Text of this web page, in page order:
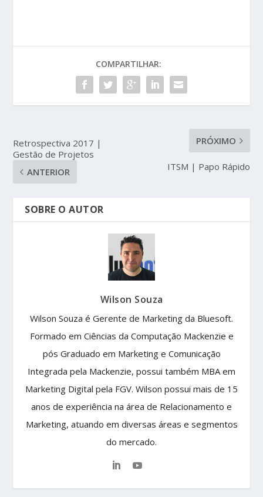
COMPARTILHAR:
Retrospectiva 2017 |
Gestão de Projetos
ANTERIOR
PRÓXIMO
ITSM | Papo Rápido
SOBRE O AUTOR
Wilson Souza
Wilson Souza é Gerente de Marketing da Bluesoft.
Formado em Ciências da Computação Mackenzie e
pós Graduado em Marketing e Comunicação
Integrada pela Mackenzie, possui também MBA em
Marketing Digital pela FGV. Wilson possui mais de 15
anos de experiência na área de Relacionamento e
Marketing, atuando em diversas áreas e segmentos
do mercado.